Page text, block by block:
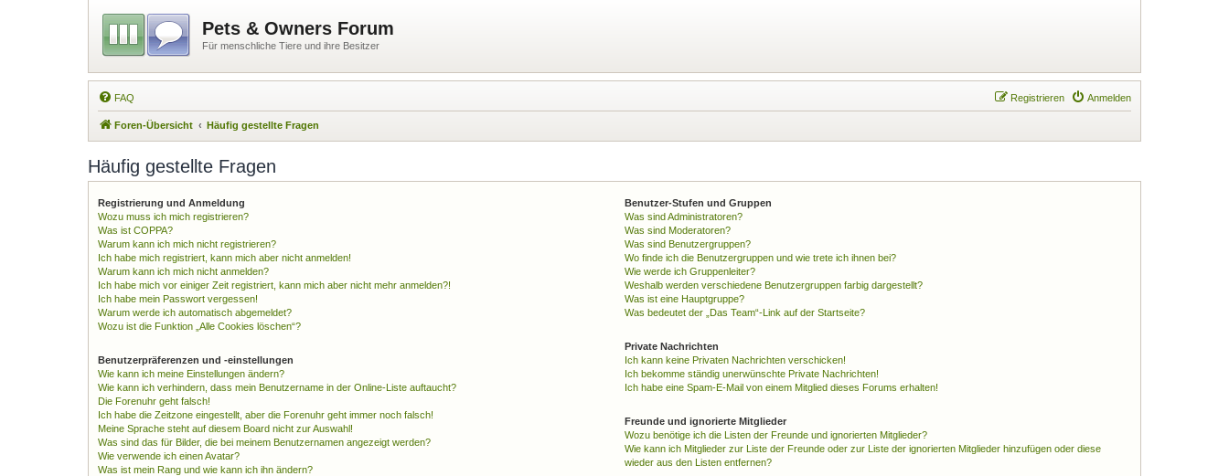
Pets & Owners Forum
Für menschliche Tiere und ihre Besitzer
FAQ Anmelden
Registrieren
Foren-Übersicht Häufig gestellte Fragen
Häufig gestellte Fragen
Registrierung und Anmeldung
Wozu muss ich mich registrieren?
Was ist COPPA?
Warum kann ich mich nicht registrieren?
Ich habe mich registriert, kann mich aber nicht anmelden!
Warum kann ich mich nicht anmelden?
Ich habe mich vor einiger Zeit registriert, kann mich aber nicht mehr anmelden?!
Ich habe mein Passwort vergessen!
Warum werde ich automatisch abgemeldet?
Wozu ist die Funktion „Alle Cookies löschen“?
Benutzerpräferenzen und -einstellungen
Wie kann ich meine Einstellungen ändern?
Wie kann ich verhindern, dass mein Benutzername in der Online-Liste auftaucht?
Die Forenuhr geht falsch!
Ich habe die Zeitzone eingestellt, aber die Forenuhr geht immer noch falsch!
Meine Sprache steht auf diesem Board nicht zur Auswahl!
Was sind das für Bilder, die bei meinem Benutzernamen angezeigt werden?
Wie verwende ich einen Avatar?
Was ist mein Rang und wie kann ich ihn ändern?
Benutzer-Stufen und Gruppen
Was sind Administratoren?
Was sind Moderatoren?
Was sind Benutzergruppen?
Wo finde ich die Benutzergruppen und wie trete ich ihnen bei?
Wie werde ich Gruppenleiter?
Weshalb werden verschiedene Benutzergruppen farbig dargestellt?
Was ist eine Hauptgruppe?
Was bedeutet der „Das Team“-Link auf der Startseite?
Private Nachrichten
Ich kann keine Privaten Nachrichten verschicken!
Ich bekomme ständig unerwünschte Private Nachrichten!
Ich habe eine Spam-E-Mail von einem Mitglied dieses Forums erhalten!
Freunde und ignorierte Mitglieder
Wozu benötige ich die Listen der Freunde und ignorierten Mitglieder?
Wie kann ich Mitglieder zur Liste der Freunde oder zur Liste der ignorierten Mitglieder hinzufügen oder diese
wieder aus den Listen entfernen?